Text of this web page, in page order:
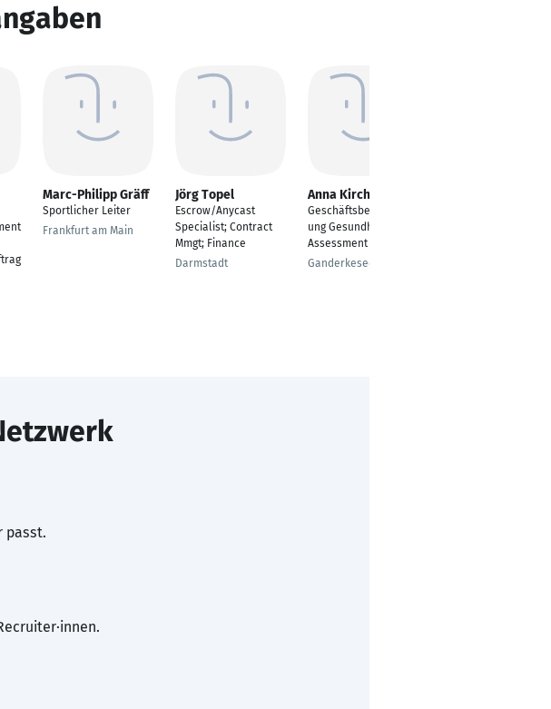
Marc-Philipp Gräff
Sportlicher Leiter
Frankfurt am Main
Jörg Topel
Escrow/Anycast
Specialist; Contract
Mmgt; Finance
Darmstadt
Anna Kirchgässner
Geschäftsbereichsleit
ung Gesundheit und
Assessment
Ganderkesee
passt.